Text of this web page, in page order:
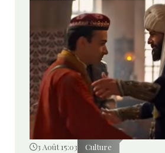
3 Août 15:03 Culture